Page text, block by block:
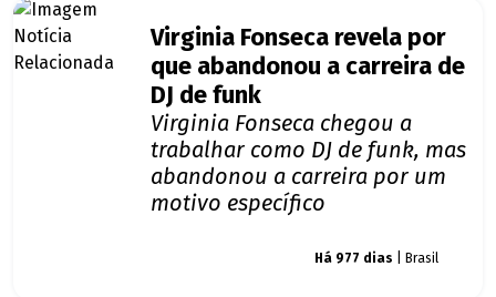
Virginia Fonseca revela por
que abandonou a carreira de
DJ de funk
Virginia Fonseca chegou a
trabalhar como DJ de funk, mas
abandonou a carreira por um
motivo específico
Há 977 dias | Brasil